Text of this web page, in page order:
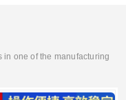
one of the manufacturing